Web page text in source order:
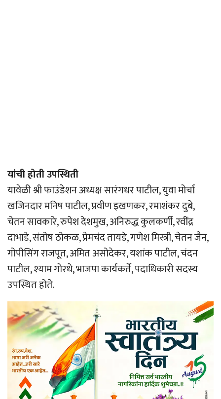
यांची होती उपस्थिती
यावेळी श्री फाउंडेशन अध्यक्ष सारंगधर पाटील, युवा मोर्चा
खजिनदार मनिष पाटील, प्रवीण इखणकर, रमाशंकर दुबे,
चेतन सावकारे, रुपेश देशमुख, अनिरुद्ध कुलकर्णी, रवींद्र
दाभाडे, संतोष ठोकळ, प्रेमचंद तायडे, गणेश मिस्त्री, चेतन जैन,
गोपीसिंग राजपूत, अमित असोदेकर, यशांक पाटील, चंदन
पाटील, श्याम गोरधे, भाजपा कार्यकर्ते, पदाधिकारी सदस्य
उपस्थित होते.